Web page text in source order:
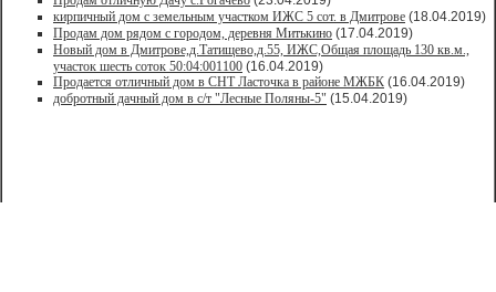
кирпичный дом с земельным участком ИЖС 5 сот. в Дмитрове (18.04.2019)
Продам дом рядом с городом, деревня Митькино (17.04.2019)
Новый дом в Дмитрове,д.Татищево,д.55, ИЖС,Общая площадь 130 кв.м.,
участок шесть соток 50:04:001100 (16.04.2019)
Продается отличный дом в СНТ Ласточка в районе МЖБК (16.04.2019)
добротный дачный дом в с/т "Лесные Поляны-5" (15.04.2019)